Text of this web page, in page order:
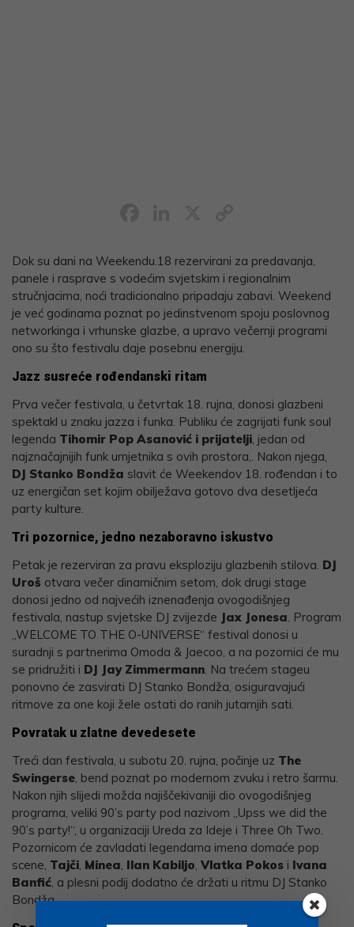
Dok su dani na Weekendu.18 rezervirani za predavanja,
panele i rasprave s vodećim svjetskim i regionalnim
stručnjacima, noći tradicionalno pripadaju zabavi. Weekend
je već godinama poznat po jedinstvenom spoju poslovnog
networkinga i vrhunske glazbe, a upravo večernji programi
ono su što festivalu daje posebnu energiju.
Jazz susreće rođendanski ritam
Prva večer festivala, u četvrtak 18. rujna, donosi glazbeni
spektakl u znaku jazza i funka. Publiku će zagrijati funk soul
legenda Tihomir Pop Asanović i prijatelji, jedan od
najznačajnijih funk umjetnika s ovih prostora,. Nakon njega,
DJ Stanko Bondža slavit će Weekendov 18. rođendan i to
uz energičan set kojim obilježava gotovo dva desetljeća
party kulture.
Tri pozornice, jedno nezaboravno iskustvo
Petak je rezerviran za pravu eksploziju glazbenih stilova. DJ
Uroš otvara večer dinamičnim setom, dok drugi stage
donosi jedno od najvećih iznenađenja ovogodišnjeg
festivala, nastup svjetske DJ zvijezde Jax Jonesa. Program
„WELCOME TO THE O-UNIVERSE“ festival donosi u
suradnji s partnerima Omoda & Jaecoo, a na pozornici će mu
se pridružiti i DJ Jay Zimmermann. Na trećem stageu
ponovno će zasvirati DJ Stanko Bondža, osiguravajući
ritmove za one koji žele ostati do ranih jutarnjih sati.
Povratak u zlatne devedesete
Treći dan festivala, u subotu 20. rujna, počinje uz The
Swingerse, bend poznat po modernom zvuku i retro šarmu.
Nakon njih slijedi možda najiščekivaniji dio ovogodišnjeg
programa, veliki 90’s party pod nazivom „Upss we did the
90’s party!“, u organizaciji Ureda za Ideje i Three Oh Two.
Pozornicom će zavladati legendarna imena domaće pop
scene, Tajči, Minea, Ilan Kabiljo, Vlatka Pokos i Ivana
Banfić, a plesni podij dodatno će držati u ritmu DJ Stanko
Bondža.